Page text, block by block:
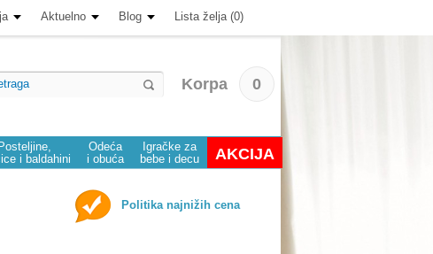
Aktuelno Blog Lista želja (0)
Korpa 0
Posteljine,
i baldahini
Odeća
i obuća
Igračke za
bebe i decu
AKCIJA
Politika najnižih cena